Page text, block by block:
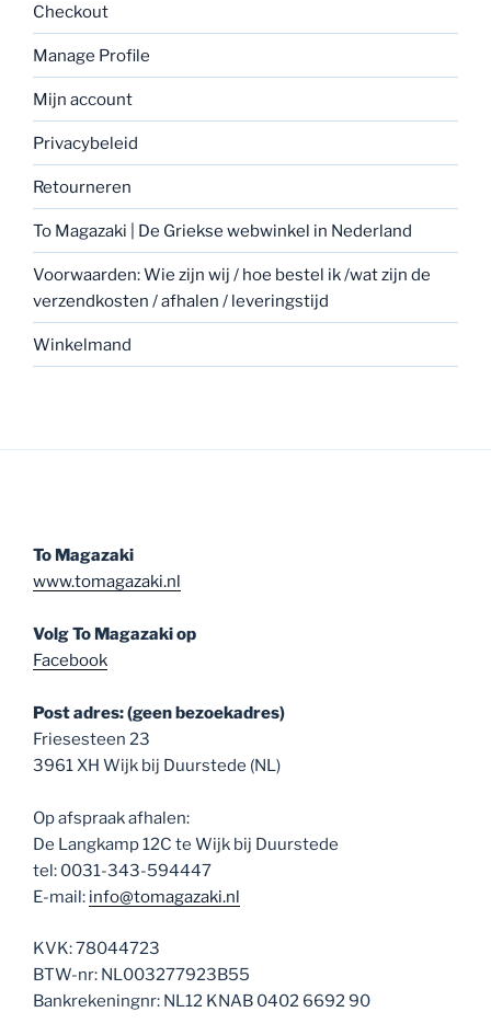
Checkout
Manage Profile
Mijn account
Privacybeleid
Retourneren
To Magazaki | De Griekse webwinkel in Nederland
Voorwaarden: Wie zijn wij / hoe bestel ik /wat zijn de
verzendkosten / afhalen / leveringstijd
Winkelmand
To Magazaki
www.tomagazaki.nl
Volg To Magazaki op
Facebook
Post adres: (geen bezoekadres)
Friesesteen 23
3961 XH Wijk bij Duurstede (NL)
Op afspraak afhalen:
De Langkamp 12C te Wijk bij Duurstede
tel: 0031-343-594447
E-mail: info@tomagazaki.nl
KVK: 78044723
BTW-nr: NL003277923B55
Bankrekeningnr: NL12 KNAB 0402 6692 90